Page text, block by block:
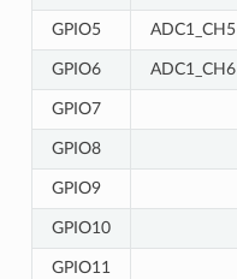
GPIO5 ADC1_CH5
GPIO6 ADC1_CH6
GPIO7
GPIO8
GPIO9
GPIO10
GPIO11